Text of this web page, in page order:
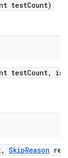
testCount)
testCount,
int
, SkipReason